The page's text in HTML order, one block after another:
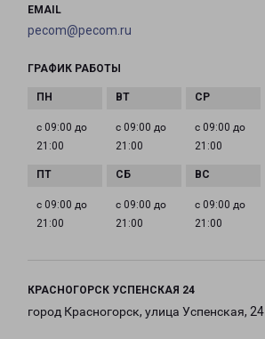
EMAIL
pecom@pecom.ru
ГРАФИК РАБОТЫ
с 09:00 до
21:00
с 09:00 до
21:00
с 09:00 до
21:00
с 09:00 до
21:00
с 09:00 до
21:00
с 09:00 до
21:00
КРАСНОГОРСК УСПЕНСКАЯ 24
город Красногорск, улица Успенская, 24